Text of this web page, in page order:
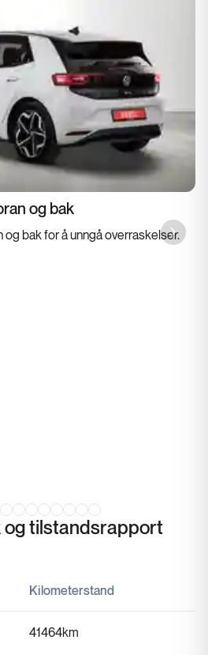
og bak
bak for å unngå overraskelser.Next
tilstandsrapport
Kilometerstand
41464km